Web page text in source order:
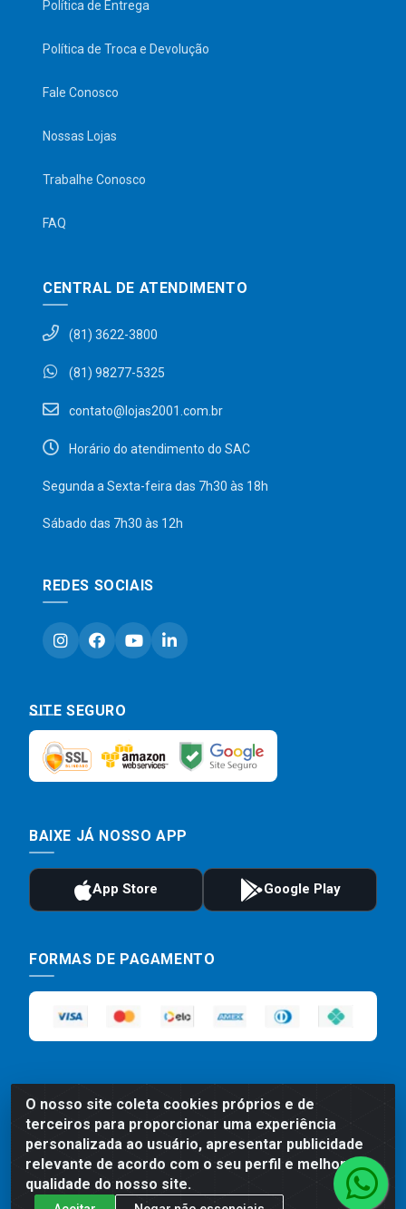
O nosso site coleta cookies próprios e de
terceiros para proporcionar uma experiência
personalizada ao usuário, apresentar publicidade
relevante de acordo com o seu perfil e melhorar a
qualidade do nosso site.
Política de Entrega
Política de Troca e Devolução
Fale Conosco
Nossas Lojas
Trabalhe Conosco
FAQ
CENTRAL DE ATENDIMENTO
(81) 3622-3800
(81) 98277-5325
contato@lojas2001.com.br
Horário do atendimento do SAC
Segunda a Sexta-feira das 7h30 às 18h
Sábado das 7h30 às 12h
REDES SOCIAIS
SITE SEGURO
BAIXE JÁ NOSSO APP
FORMAS DE PAGAMENTO
Preços, promoções, condições de pagamento e frete são válidos
para compras realizadas exclusivamente pelo site. Caso haja
divergência de preço de um produto, será válido o preço que for
exibido no carrinho de compras do site no momento do pagamento.